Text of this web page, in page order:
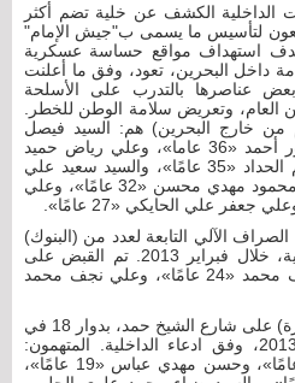
أعلنت الداخلية الكشف عن خلية تضم أكثر
يسعون لتأسيس ما يسمى ب"جيش الإمام"
استهداف مواقع حساسة عسكرية
داخل البحرين، تعود، وفق ما أعلنت
بعض عناصرها بالتدرب على الأسلحة
العام، وتعريض سلامة الوطن للخطر.
احضارهم من خارج البحرين) هم: السيد فيصل
جميل «36 عامًا»، ومازن منصور أحمد «36 عاما»، وعلي رياض حميد
«35 عامًا»، وهيثم محمد إبراهيم الحداد «35 عامًا»، والسيد سعيد علي
ناصر علوي «33 عامًا»، والسيد محمود مهدي محسن «32 عامًا»، وعلي
الآلي التابعة لعدد من (البنوك)
في البحرين، وفق ادعاء الداخلية، خلال فبراير 2013. تم القبض على
المتهمين في القضية: أحمد نجف محمد «24 عامًا»، وعلي نجف محمد
ثالثا: قضية إشعال النار في (سيارة) على شارع الشيخ حمد، بدوار 18 في
مدينة حمد، بتاريخ 14 فبراير 2013، وفق ادعاء الداخلية. المتهمون:
مرتضى عباس عبدالهادي «19 عامًا»، وحسن مهدي عباس «19 عامًا»،